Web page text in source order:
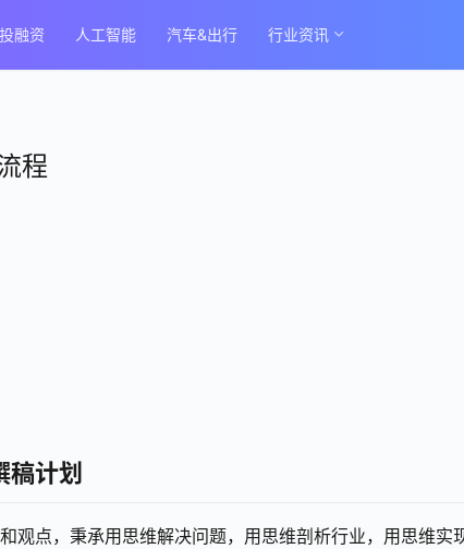
投融资 人工智能 汽车&出行 行业资讯
程
稿计划
观点，秉承用思维解决问题，用思维剖析行业，用思维实